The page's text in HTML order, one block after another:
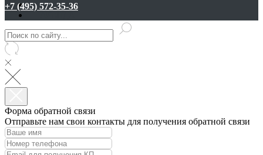
ВЫКУП
+7 (495) 572-35-36
Форма обратной связи
Отправьте нам свои контакты для получения обратной связи